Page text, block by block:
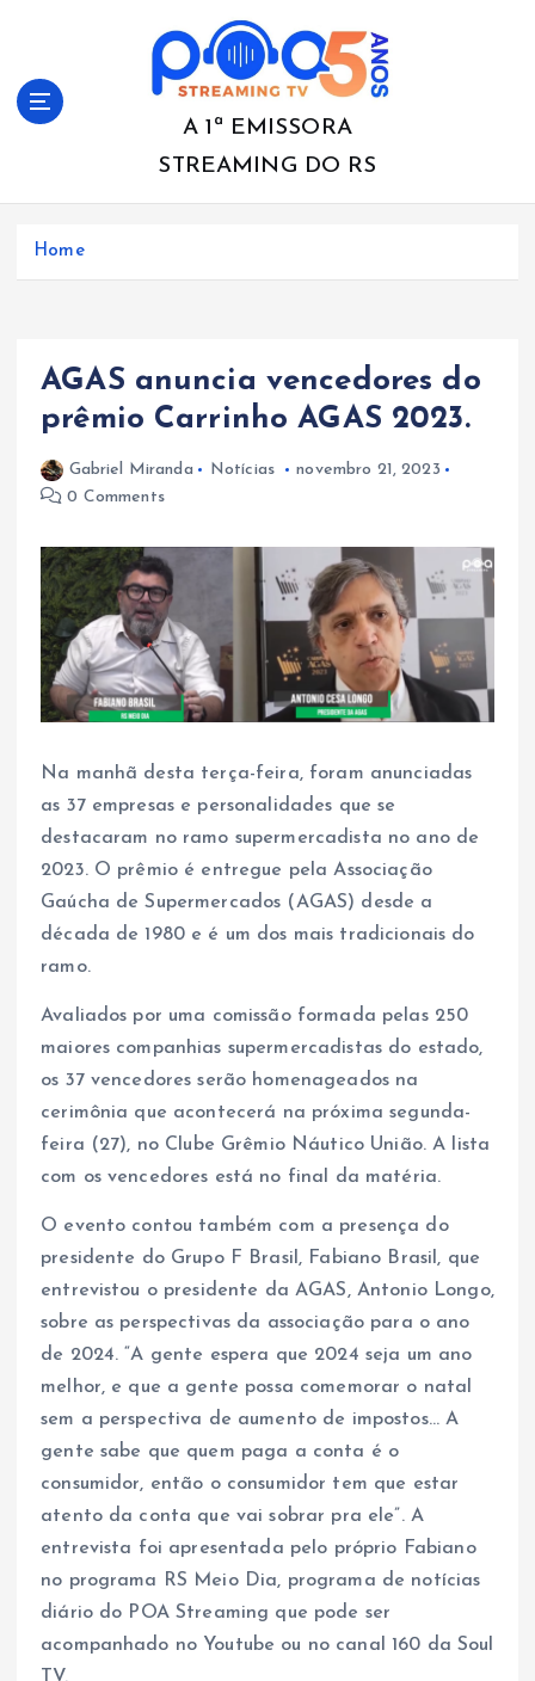
o
A 1ª EMISSORA
STREAMING DO RS
Home
AGAS anuncia vencedores do
prêmio Carrinho AGAS 2023.
Gabriel Miranda Notícias
novembro 21, 2023
0 Comments
Na manhã desta terça-feira, foram anunciadas
as 37 empresas e personalidades que se
destacaram no ramo supermercadista no ano de
2023. O prêmio é entregue pela Associação
Gaúcha de Supermercados (AGAS) desde a
década de 1980 e é um dos mais tradicionais do
ramo.
Avaliados por uma comissão formada pelas 250
maiores companhias supermercadistas do estado,
os 37 vencedores serão homenageados na
cerimônia que acontecerá na próxima segunda-
feira (27), no Clube Grêmio Náutico União. A lista
com os vencedores está no final da matéria.
O evento contou também com a presença do
presidente do Grupo F Brasil, Fabiano Brasil, que
entrevistou o presidente da AGAS, Antonio Longo,
sobre as perspectivas da associação para o ano
de 2024. “A gente espera que 2024 seja um ano
melhor, e que a gente possa comemorar o natal
sem a perspectiva de aumento de impostos… A
gente sabe que quem paga a conta é o
consumidor, então o consumidor tem que estar
atento da conta que vai sobrar pra ele”. A
entrevista foi apresentada pelo próprio Fabiano
no programa RS Meio Dia, programa de notícias
diário do POA Streaming que pode ser
acompanhado no Youtube ou no canal 160 da Soul